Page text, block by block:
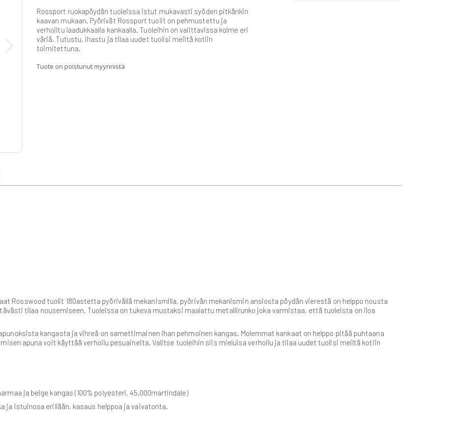
Rossport ruokapöydän tuoleissa istut mukavasti syöden pitkänkin
kaavan mukaan. Pyörivät Rossport tuolit on pehmustettu ja
verhoiltu laadukkaalla kankaalla. Tuoleihin on valittavissa kolme eri
väriä. Tutustu, ihastu ja tilaa uudet tuolisi meiltä kotiin
toimitettuna.
Tuote on poistunut myynnistä
Rosswood tuolit 180astetta pyörivällä mekanismilla, pyörivän mekanismin ansiosta pöydän vierestä on helppo nousta
tilaa nousemiseen. Tuoleissa on tukeva mustaksi maalattu metallirunko joka varmistaa, että tuoleista on iloa
kangasta ja vihreä on samettimainen ihan pehmoinen kangas. Molemmat kankaat on helppo pitää puhtaana
apuna voit käyttää verhoilu pesuaineita. Valitse tuoleihin siis mieluisa verhoilu ja tilaa uudet tuolisi meiltä kotiin
ja beige kangas (100% polyesteri, 45.000martindale)
ja istuinosa erillään, kasaus helppoa ja vaivatonta.